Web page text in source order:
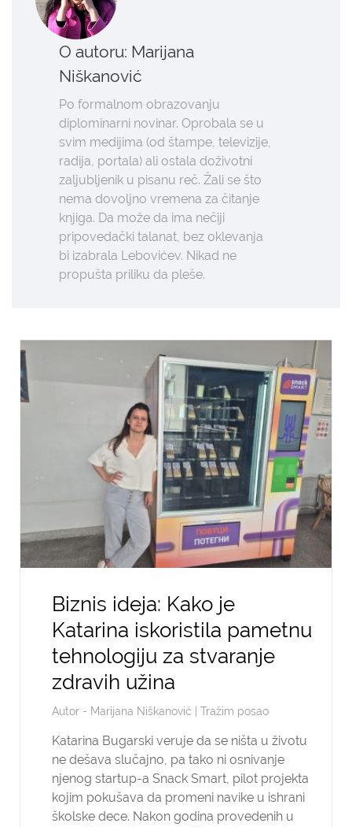
O autoru: Marijana
Niškanović
Po formalnom obrazovanju
diplominarni novinar. Oprobala se u
svim medijima (od štampe, televizije,
radija, portala) ali ostala doživotni
zaljubljenik u pisanu reč. Žali se što
nema dovoljno vremena za čitanje
knjiga. Da može da ima nečiji
pripovedački talanat, bez oklevanja
bi izabrala Lebovićev. Nikad ne
propušta priliku da pleše.
Biznis ideja: Kako je
Katarina iskoristila pametnu
tehnologiju za stvaranje
zdravih užina
Autor - Marijana Niškanović Tražim posao
Katarina Bugarski veruje da se ništa u životu
ne dešava slučajno, pa tako ni osnivanje
njenog startup-a Snack Smart, pilot projekta
kojim pokušava da promeni navike u ishrani
školske dece. Nakon godina provedenih u